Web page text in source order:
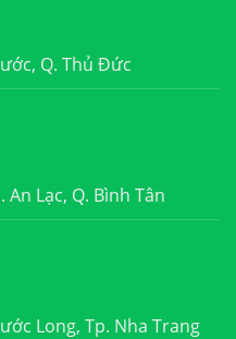
Q. Thủ Đức
Lạc, Q. Bình Tân
Long, Tp. Nha Trang